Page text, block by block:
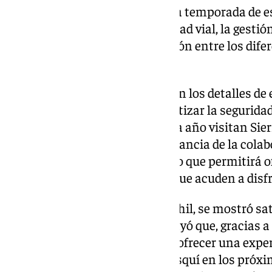
que se implementará durante la temporada de
fundamentales como la seguridad vial, la
con los usuarios y la coordinación entre los
Durante la sesión, se discutieron los detalles
medidas específicas para garantizar la
de los miles de turistas que cada año visitan
presentes destacaron la importancia de la
administraciones implicadas, lo que permitirá
a los vecinos y a los visitantes que acuden a
José Morales, alcalde de Monachil, se mostró
coordinación alcanzado y subrayó que, gracias
agentes involucrados, se podrá ofrecer una
quienes visiten la estación de esquí en los